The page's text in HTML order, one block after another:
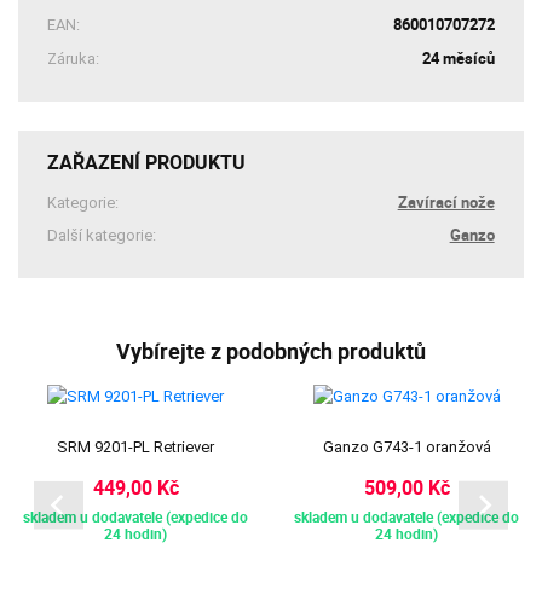
EAN: 860010707272
Záruka: 24 měsíců
ZAŘAZENÍ PRODUKTU
Kategorie: Zavírací nože
Další kategorie: Ganzo
Vybírejte z podobných produktů
SRM 9201-PL Retriever
449,00 Kč
skladem u dodavatele (expedice do
24 hodin)
Ganzo G743-1 oranžová
509,00 Kč
skladem u dodavatele (expedice do
24 hodin)